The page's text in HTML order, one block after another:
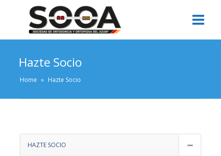
Hazte Socio
Home » Hazte Socio
HAZTE SOCIO